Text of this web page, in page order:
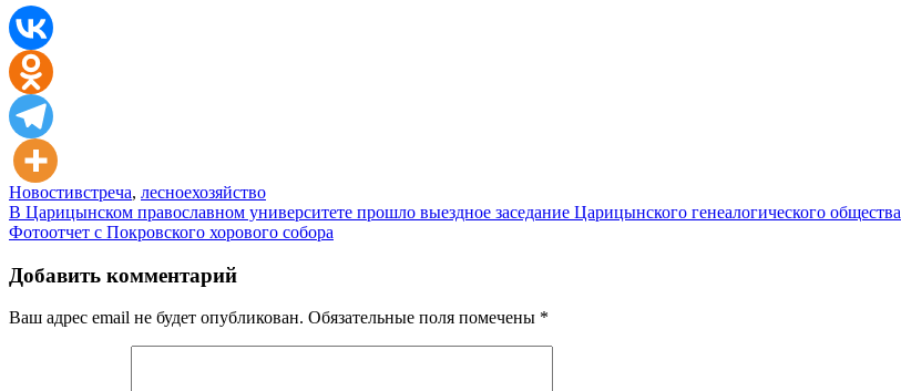
Новостивстреча, лесноехозяйство
Навигация
по
записям
В Царицынском православном университете прошло выездное заседание Царицынского генеалогического общества
Фотоотчет с Покровского хорового собора
Добавить комментарий
Ваш адрес email не будет опубликован. Обязательные поля помечены *